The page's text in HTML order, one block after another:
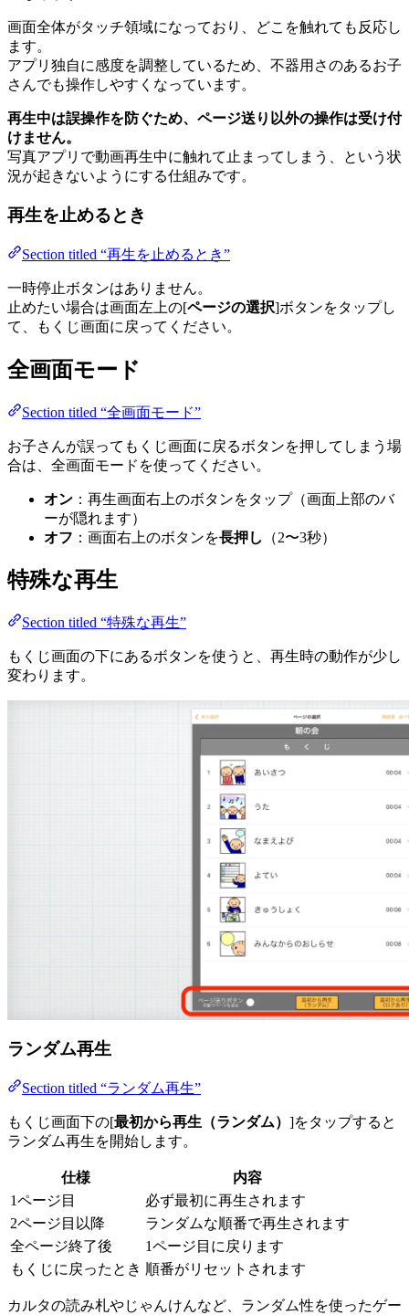
画面全体がタッチ領域になっており、どこを触れても反応し
ます。
アプリ独自に感度を調整しているため、不器用さのあるお子
さんでも操作しやすくなっています。
再生中は誤操作を防ぐため、ページ送り以外の操作は受け付
けません。
写真アプリで動画再生中に触れて止まってしまう、という状
況が起きないようにする仕組みです。
再生を止めるとき
Section titled “再生を止めるとき”
一時停止ボタンはありません。
止めたい場合は画面左上の[ページの選択]ボタンをタップし
て、もくじ画面に戻ってください。
全画面モード
Section titled “全画面モード”
お子さんが誤ってもくじ画面に戻るボタンを押してしまう場
合は、全画面モードを使ってください。
オン ：再生画面右上のボタンをタップ（画面上部のバ
ーが隠れます）
オフ ：画面右上のボタンを長押し （2〜3秒）
特殊な再生
Section titled “特殊な再生”
もくじ画面の下にあるボタンを使うと、再生時の動作が少し
変わります。
ランダム再生
Section titled “ランダム再生”
もくじ画面下の[最初から再生（ランダム） ]をタップすると
ランダム再生を開始します。
仕様
内容
1ページ目
必ず最初に再生されます
2ページ目以降
ランダムな順番で再生されます
全ページ終了後
1ページ目に戻ります
もくじに戻ったとき 順番がリセットされます
カルタの読み札やじゃんけんなど、ランダム性を使ったゲー